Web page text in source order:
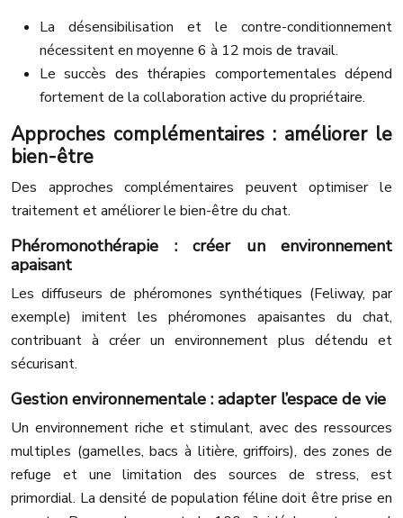
La désensibilisation et le contre-conditionnement
nécessitent en moyenne 6 à 12 mois de travail.
Le succès des thérapies comportementales dépend
fortement de la collaboration active du propriétaire.
Approches complémentaires : améliorer le
bien-être
Des approches complémentaires peuvent optimiser le
traitement et améliorer le bien-être du chat.
Phéromonothérapie : créer un environnement
apaisant
Les diffuseurs de phéromones synthétiques (Feliway, par
exemple) imitent les phéromones apaisantes du chat,
contribuant à créer un environnement plus détendu et
sécurisant.
Gestion environnementale : adapter l’espace de vie
Un environnement riche et stimulant, avec des ressources
multiples (gamelles, bacs à litière, griffoirs), des zones de
refuge et une limitation des sources de stress, est
primordial. La densité de population féline doit être prise en